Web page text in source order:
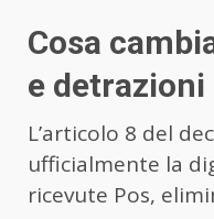
Cosa
e detrazioni
L’articolo 8 del
ufficialmente la
ricevute Pos,